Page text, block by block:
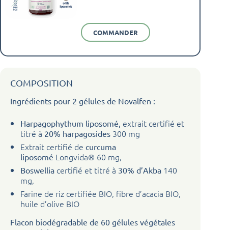
COMMANDER
COMPOSITION
Ingrédients pour 2 gélules de Novalfen :
Harpagophythum liposomé, extrait certifié et
titré à 20% harpagosides 300 mg
Extrait certifié de curcuma
liposomé Longvida® 60 mg,
Boswellia certifié et titré à 30% d’Akba 140
mg,
Farine de riz certifiée BIO, fibre d’acacia BIO,
huile d’olive BIO
Flacon biodégradable de 60 gélules végétales